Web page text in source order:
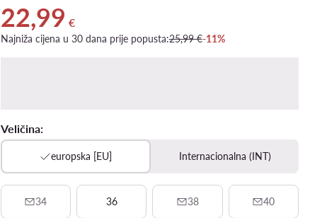
Trenutna cijena 22,99 €
22,99 €
Najniža cijena u 30 dana prije popusta:25,99 €-11%
Veličina:
europska [EU] Internacionalna (INT)
34 36 38 40